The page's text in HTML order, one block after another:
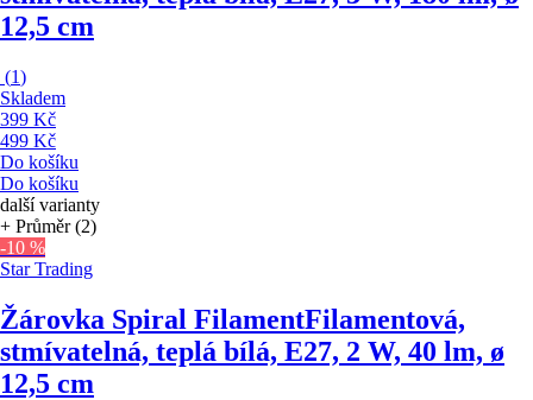
12,5 cm
(1)
Skladem
399 Kč
499 Kč
Do košíku
Do košíku
další varianty
+ Průměr (2)
-10 %
Star Trading
Žárovka Spiral FilamentFilamentová,
stmívatelná, teplá bílá, E27, 2 W, 40 lm, ø
12,5 cm